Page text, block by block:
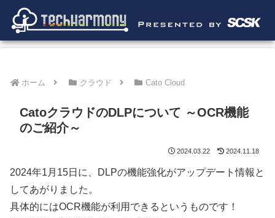
ホーム クラウド Cato Cloud
CatoクラウドのDLPについて ～OCR機能
のご紹介～
2024.03.22 2024.11.18
2024年1月15日に、DLPの機能強化がアップデート情報と
してあがりました。
具体的にはOCR機能が利用できるというものです！